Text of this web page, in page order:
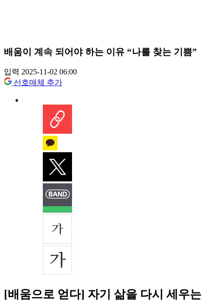
배움이 계속 되어야 하는 이유 “나를 찾는 기쁨”
입력 2025-11-02 06:00
선호매체 추가
[배움으로 얻다] 자기 삶을 다시 세우는